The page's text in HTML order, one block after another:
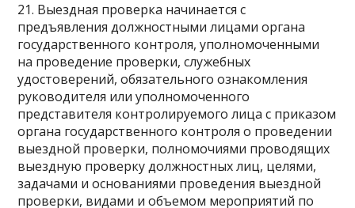
21. Выездная проверка начинается с
предъявления должностными лицами органа
государственного контроля, уполномоченными
на проведение проверки, служебных
удостоверений, обязательного ознакомления
руководителя или уполномоченного
представителя контролируемого лица с приказом
органа государственного контроля о проведении
выездной проверки, полномочиями проводящих
выездную проверку должностных лиц, целями,
задачами и основаниями проведения выездной
проверки, видами и объемом мероприятий по